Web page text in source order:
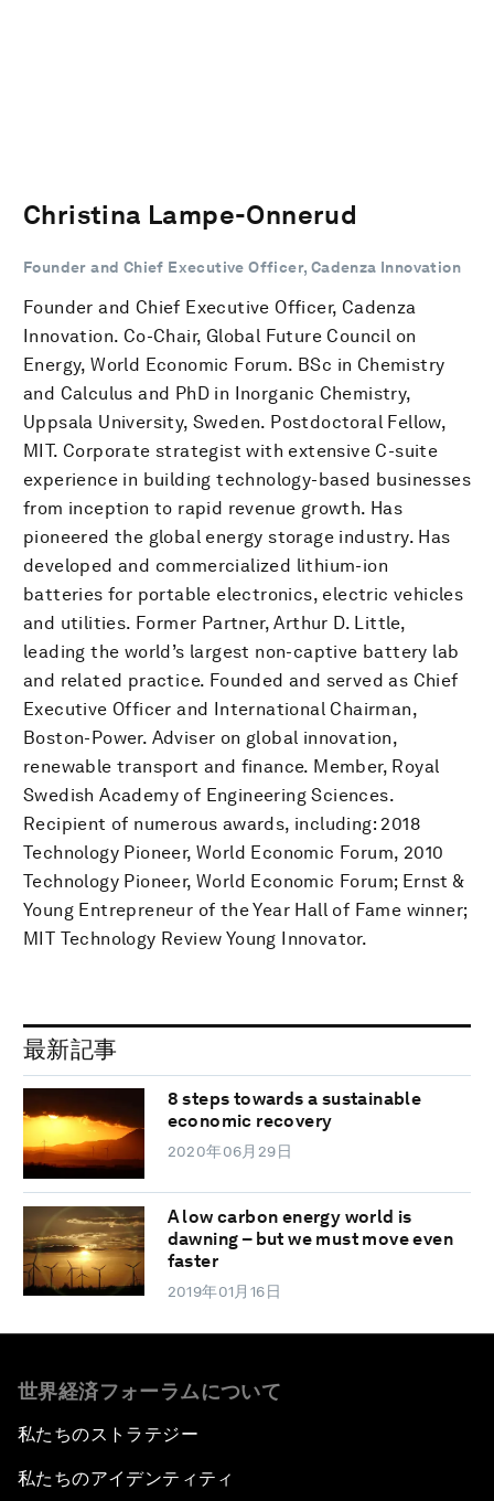
Christina Lampe-Onnerud
Founder and Chief Executive Officer, Cadenza Innovation
Founder and Chief Executive Officer, Cadenza
Innovation. Co-Chair, Global Future Council on
Energy, World Economic Forum. BSc in Chemistry
and Calculus and PhD in Inorganic Chemistry,
Uppsala University, Sweden. Postdoctoral Fellow,
MIT. Corporate strategist with extensive C-suite
experience in building technology-based businesses
from inception to rapid revenue growth. Has
pioneered the global energy storage industry. Has
developed and commercialized lithium-ion
batteries for portable electronics, electric vehicles
and utilities. Former Partner, Arthur D. Little,
leading the world’s largest non-captive battery lab
and related practice. Founded and served as Chief
Executive Officer and International Chairman,
Boston-Power. Adviser on global innovation,
renewable transport and finance. Member, Royal
Swedish Academy of Engineering Sciences.
Recipient of numerous awards, including: 2018
Technology Pioneer, World Economic Forum, 2010
Technology Pioneer, World Economic Forum; Ernst &
Young Entrepreneur of the Year Hall of Fame winner;
MIT Technology Review Young Innovator.
最新記事
8 steps towards a sustainable
economic recovery
2020年06月29日
A low carbon energy world is
dawning – but we must move even
faster
2019年01月16日
世界経済フォーラムについて
私たちのストラテジー
私たちのアイデンティティ